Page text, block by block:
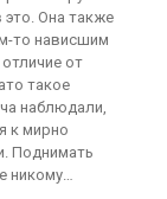
это. Она также
то нависшим
от
такое
наблюдали,
к мирно
Поднимать
никому…